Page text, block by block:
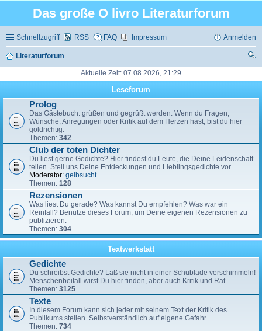
Das große O livro Literaturforum
Schnellzugriff RSS FAQ Impressum Anmelden
Literaturforum
Aktuelle Zeit: 07.08.2026, 21:29
Leseforum
Prolog
Das Gästebuch: grüßen und gegrüßt werden. Wenn du Fragen,
Wünsche, Anregungen oder Kritik auf dem Herzen hast, bist du hier
goldrichtig.
Themen: 342
Club der toten Dichter
Du liest gerne Gedichte? Hier findest du Leute, die Deine Leidenschaft
teilen. Stell uns Deine Entdeckungen und Lieblingsgedichte vor.
Moderator: gelbsucht
Themen: 128
Rezensionen
Was liest Du gerade? Was kannst Du empfehlen? Was war ein
Reinfall? Benutze dieses Forum, um Deine eigenen Rezensionen zu
publizieren.
Themen: 304
Textwerkstatt
Gedichte
Du schreibst Gedichte? Laß sie nicht in einer Schublade verschimmeln!
Menschenbeifall wirst Du hier finden, aber auch Kritik und Rat.
Themen: 3125
Texte
In diesem Forum kann sich jeder mit seinem Text der Kritik des
Publikums stellen. Selbstverständlich auf eigene Gefahr ...
Themen: 734